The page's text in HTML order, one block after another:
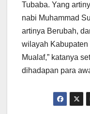
Tubaba. Yang
nabi Muhammad
artinya Berubah,
wilayah
Mualaf,” katanya
dihadapan para